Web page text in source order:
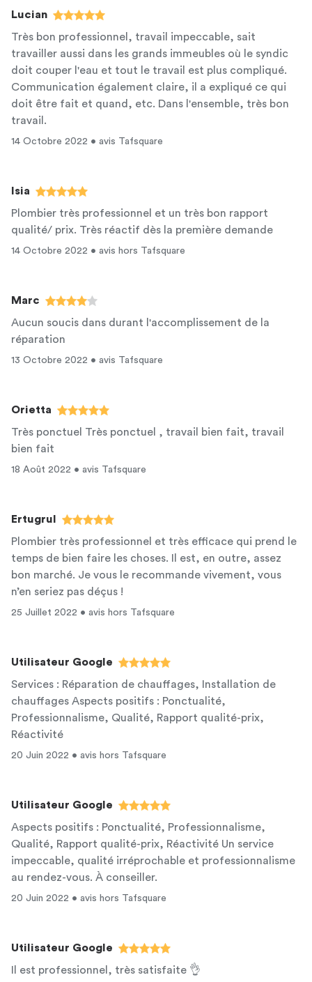
Lucian
Très bon professionnel, travail impeccable, sait
travailler aussi dans les grands immeubles où le syndic
doit couper l'eau et tout le travail est plus compliqué.
Communication également claire, il a expliqué ce qui
doit être fait et quand, etc. Dans l'ensemble, très bon
travail.
14 Octobre 2022 • avis Tafsquare
Isia
Plombier très professionnel et un très bon rapport
qualité/ prix. Très réactif dès la première demande
14 Octobre 2022 • avis hors Tafsquare
Marc
Aucun soucis dans durant l'accomplissement de la
réparation
13 Octobre 2022 • avis Tafsquare
Orietta
Très ponctuel Très ponctuel , travail bien fait, travail
bien fait
18 Août 2022 • avis Tafsquare
Ertugrul
Plombier très professionnel et très efficace qui prend le
temps de bien faire les choses. Il est, en outre, assez
bon marché. Je vous le recommande vivement, vous
n’en seriez pas déçus !
25 Juillet 2022 • avis hors Tafsquare
Utilisateur Google
Services : Réparation de chauffages, Installation de
chauffages Aspects positifs : Ponctualité,
Professionnalisme, Qualité, Rapport qualité-prix,
Réactivité
20 Juin 2022 • avis hors Tafsquare
Utilisateur Google
Aspects positifs : Ponctualité, Professionnalisme,
Qualité, Rapport qualité-prix, Réactivité Un service
impeccable, qualité irréprochable et professionnalisme
au rendez-vous. À conseiller.
20 Juin 2022 • avis hors Tafsquare
Utilisateur Google
Il est professionnel, très satisfaite 👌